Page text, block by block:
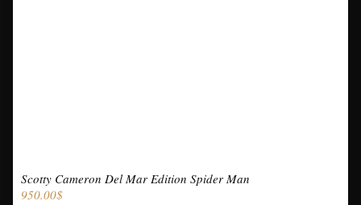
Scotty Cameron Del Mar Edition Spider Man
950.00$